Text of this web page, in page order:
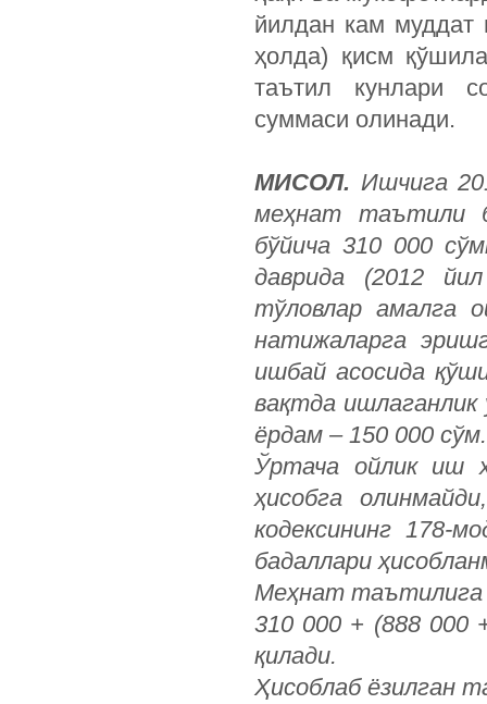
йилдан кам муддат
ҳолда) қисм
таътил кунлари
суммаси олинади.
МИСОЛ. Ишчига
меҳнат таътили
бўйича 310 000
даврида (2012
тўловлар амалга
натижаларга
ишбай асосида
вақтда ишлаганлик
ёрдам – 150 000 сўм.
Ўртача ойлик иш
ҳисобга
кодексининг 178-
бадаллари
Меҳнат таътилига
310 000 + (888 000
қилади.
Ҳисоблаб ёзилган